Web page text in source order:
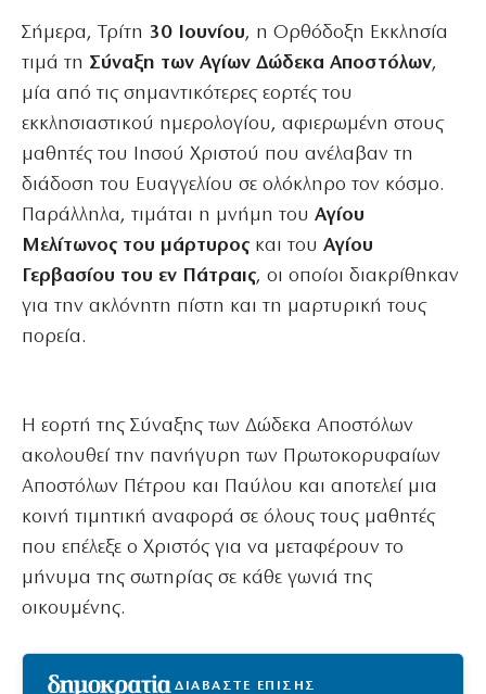
Σήμερα, Τρίτη 30 Ιουνίου, η Ορθόδοξη Εκκλησία
τιμά τη Σύναξη των Αγίων Δώδεκα Αποστόλων,
μία από τις σημαντικότερες εορτές του
εκκλησιαστικού ημερολογίου, αφιερωμένη στους
μαθητές του Ιησού Χριστού που ανέλαβαν τη
διάδοση του Ευαγγελίου σε ολόκληρο τον κόσμο.
Παράλληλα, τιμάται η μνήμη του Αγίου
Μελίτωνος του μάρτυρος και του Αγίου
Γερβασίου του εν Πάτραις, οι οποίοι διακρίθηκαν
για την ακλόνητη πίστη και τη μαρτυρική τους
πορεία.
Η εορτή της Σύναξης των Δώδεκα Αποστόλων
ακολουθεί την πανήγυρη των Πρωτοκορυφαίων
Αποστόλων Πέτρου και Παύλου και αποτελεί μια
κοινή τιμητική αναφορά σε όλους τους μαθητές
που επέλεξε ο Χριστός για να μεταφέρουν το
μήνυμα της σωτηρίας σε κάθε γωνιά της
οικουμένης.
ΔΙΑΒΑΣΤΕ ΕΠΙΣΗΣ